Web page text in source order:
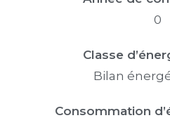
0
Classe
Bilan
Consommation